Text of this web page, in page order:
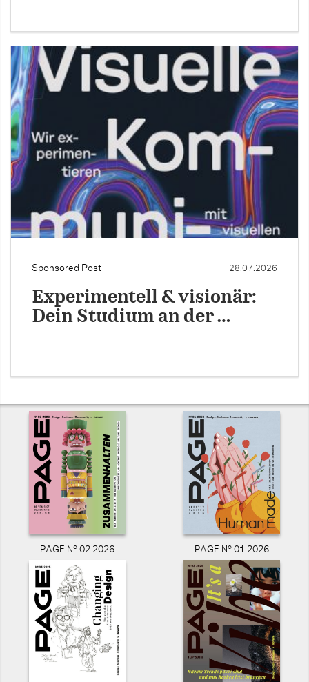
Sponsored Post 28.07.2026
Experimentell & visionär:
Dein Studium an der …
PAGE N° 02 2026 PAGE N° 01 2026